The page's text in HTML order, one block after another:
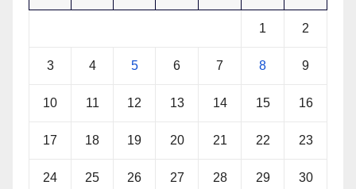
1 2
3 4 5 6 7 8 9
10 11 12 13 14 15 16
17 18 19 20 21 22 23
24 25 26 27 28 29 30